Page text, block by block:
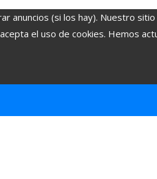
anuncios (si los hay). Nuestro
el uso de cookies. Hemos